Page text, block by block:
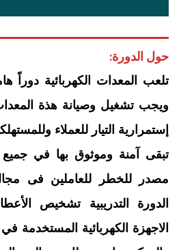
حول الدورة:
تلعب المعدات الكهربائية دوراً
ويجب تشغيل وصيانة هذة
إستمرارية التيار للعملاء
تبقى آمنة وموثوق بها في
مصدر للخطر للعاملين فى
الدورة التدريبية تشخيص
الاجهزة الكهربائية المستخدمة